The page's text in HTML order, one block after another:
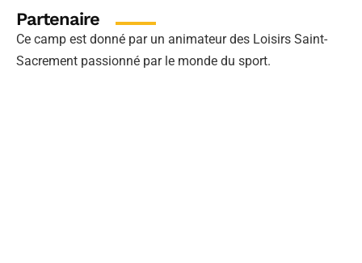
Partenaire
Ce camp est donné par un animateur des Loisirs Saint-
Sacrement passionné par le monde du sport.